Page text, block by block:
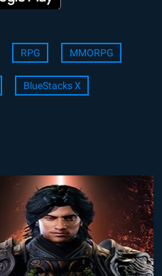
RPG MMORPG
BlueStacks X